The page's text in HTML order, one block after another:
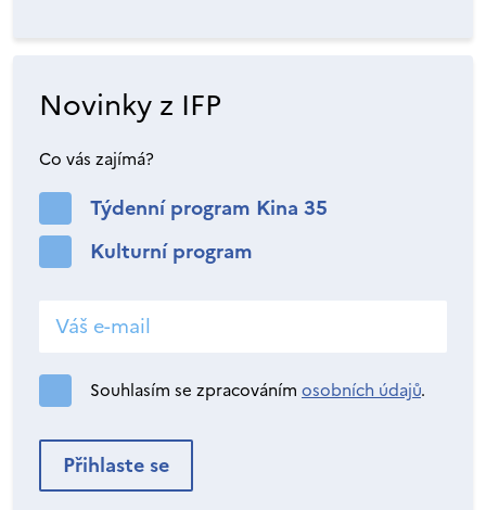
Novinky z IFP
Co vás zajímá?
Týdenní program Kina 35
Kulturní program
Souhlasím se zpracováním osobních údajů.